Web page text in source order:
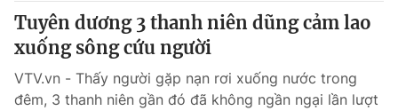
thông tin từ website này.
Tuyên dương 3 thanh niên dũng cảm lao
xuống sông cứu người
VTV.vn - Thấy người gặp nạn rơi xuống nước trong
đêm, 3 thanh niên gần đó đã không ngần ngại lần lượt